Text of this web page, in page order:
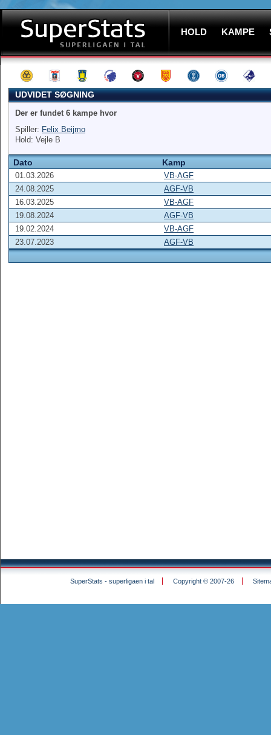
HOLD KAMPE
UDVIDET SØGNING
Der er fundet 6 kampe hvor
Spiller: Felix Beijmo
Hold: Vejle B
Dato Kamp
01.03.2026
VB-AGF
24.08.2025
AGF-VB
16.03.2025
VB-AGF
19.08.2024
AGF-VB
19.02.2024
VB-AGF
23.07.2023
AGF-VB
SuperStats - superligaen i tal Copyright © 2007-26